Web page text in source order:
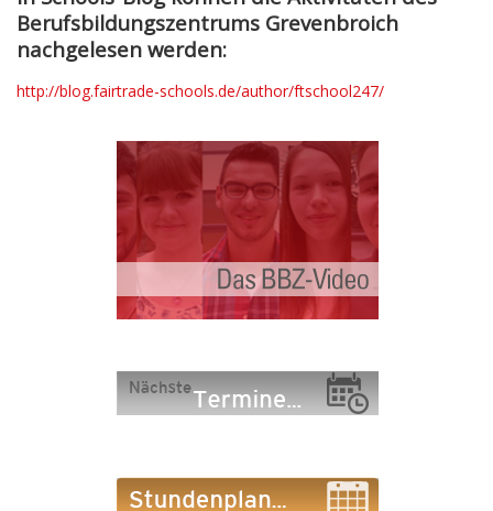
Berufsbildungszentrums Grevenbroich
nachgelesen werden:
http://blog.fairtrade-schools.de/author/ftschool247/